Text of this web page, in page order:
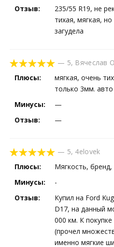
Отзыв:
235/55 R19, не
тихая, мягкая,
загудела
— 5, Вячеслав
Плюсы:
мягкая, очень
только 3мм.
Минусы:
—
Отзыв:
—
— 5, 4elovek
Плюсы:
Мягкость, бренд,
Минусы:
-
Отзыв:
Купил на Ford
D17, на данный
000 км. К
(прочел
именно мягкие